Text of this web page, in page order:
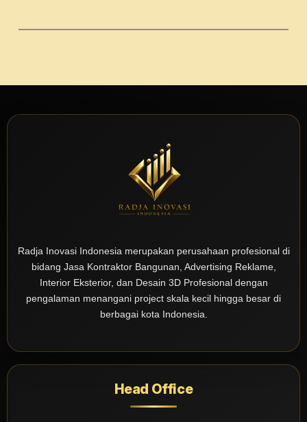
Radja Inovasi Indonesia merupakan perusahaan profesional di
bidang Jasa Kontraktor Bangunan, Advertising Reklame,
Interior Eksterior, dan Desain 3D Profesional dengan
pengalaman menangani project skala kecil hingga besar di
berbagai kota Indonesia.
Head Office